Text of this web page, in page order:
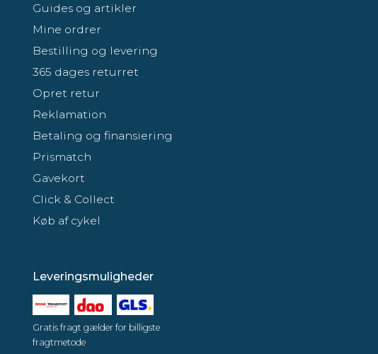
Guides og artikler
Mine ordrer
Bestilling og levering
365 dages returret
Opret retur
Reklamation
Betaling og finansiering
Prismatch
Gavekort
Click & Collect
Køb af cykel
Leveringsmuligheder
Gratis fragt gælder for billigste
fragtmetode